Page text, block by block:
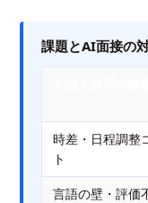
課題とAI面接の
時差・日程調整
ト
言語の壁・評価